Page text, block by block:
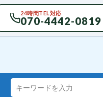
24時間TEL対応
070-4442-0819